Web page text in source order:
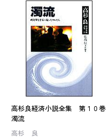
高杉良経済小説全集 第１０巻
濁流
高杉 良